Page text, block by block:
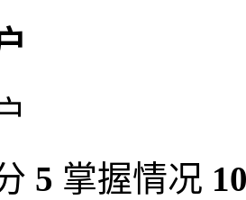
5 掌握情况